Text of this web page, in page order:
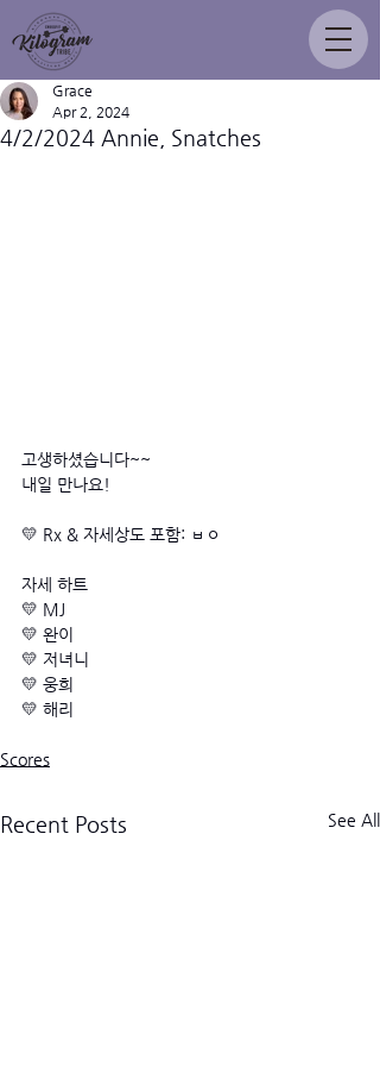
4/2/2024 Annie, Snatches
Grace
Apr 2, 2024
고생하셨습니다~~
내일 만나요!
💛 Rx & 자세상도 포함: ㅂㅇ
자세 하트
💛 MJ
💛 완이
💛 저녀니
💛 웅희
💛 해리
Scores
Recent Posts See All